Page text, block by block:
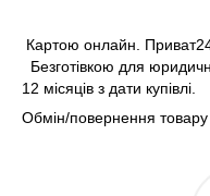
Картою онлайн.
Безготівкою для
12 місяців з дати купівлі.
Обмін/повернення